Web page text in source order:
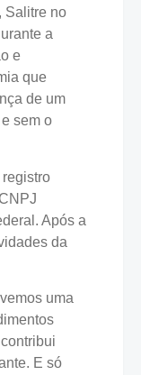
Salitre no
a
e
que
de um
sem o
Após a
da
uma
E só